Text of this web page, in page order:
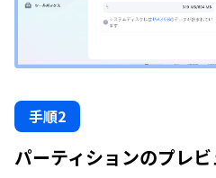
手順2
パーティションのプレ